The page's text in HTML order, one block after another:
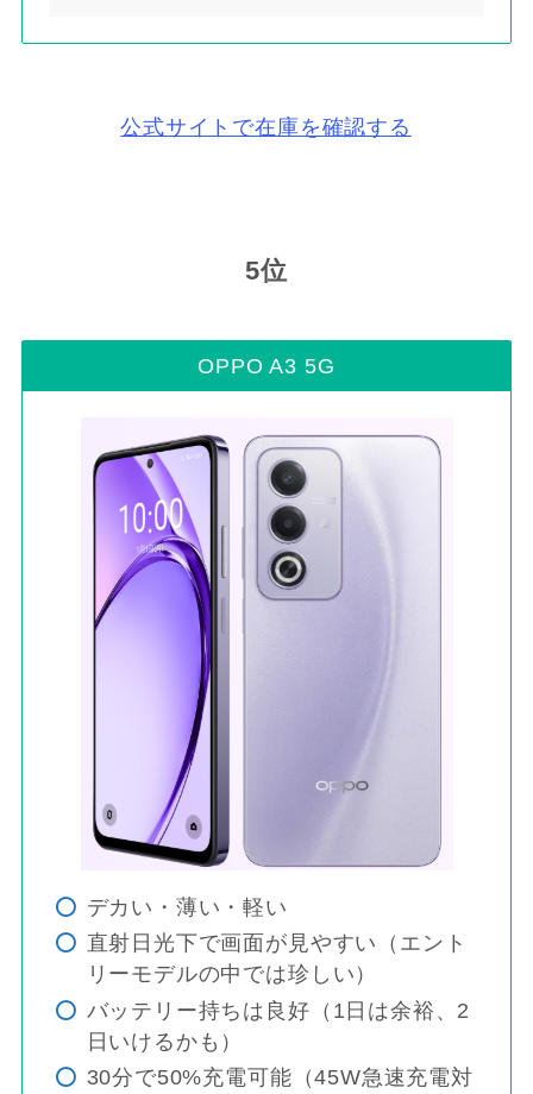
公式サイトで在庫を確認する
5位
OPPO A3 5G
デカい・薄い・軽い
直射日光下で画面が見やすい（エント
リーモデルの中では珍しい）
バッテリー持ちは良好（1日は余裕、2
日いけるかも）
30分で50%充電可能（45W急速充電対